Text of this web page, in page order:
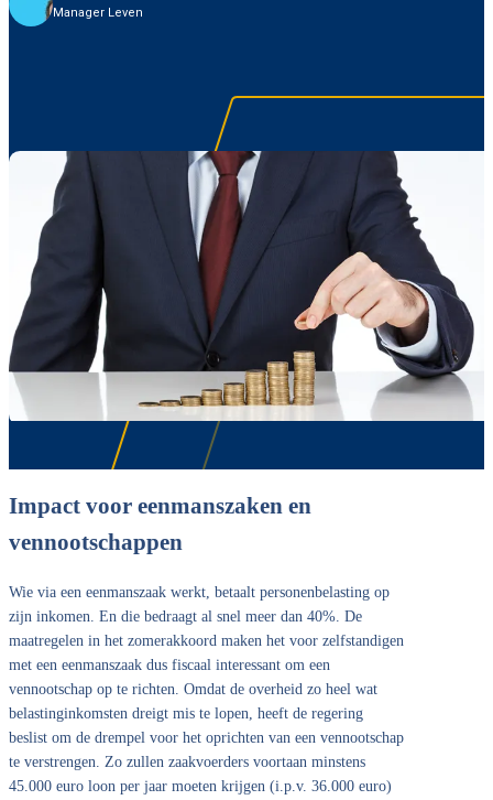
Manager Leven
Impact voor eenmanszaken en
vennootschappen
Wie via een eenmanszaak werkt, betaalt personenbelasting op
zijn inkomen. En die bedraagt al snel meer dan 40%. De
maatregelen in het zomerakkoord maken het voor zelfstandigen
met een eenmanszaak dus fiscaal interessant om een
vennootschap op te richten. Omdat de overheid zo heel wat
belastinginkomsten dreigt mis te lopen, heeft de regering
beslist om de drempel voor het oprichten van een vennootschap
te verstrengen. Zo zullen zaakvoerders voortaan minstens
45.000 euro loon per jaar moeten krijgen (i.p.v. 36.000 euro)